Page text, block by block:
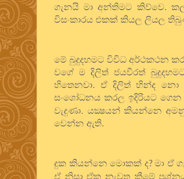
ගැනයි මා අන්තිමට කිව්වෙ.
විසංකාරය එකක් කියල ලියල
මේ බුදුදහමට විවිධ අර්ථකථන
වගේ ම දිලිත් ජයවීරත්
හිතෙනවා. ඒ දිලිත් හින්ද නො
සංශෝධනය කරල ඉදිරියට
වැදුණා. යක්‍ෂයන් කියන්නෙ
වෙන්න ඇති.
දුක කියන්නෙ මොකක් ද? මා ඒ
ඒ නිසා ඒක නැවත කීමේ